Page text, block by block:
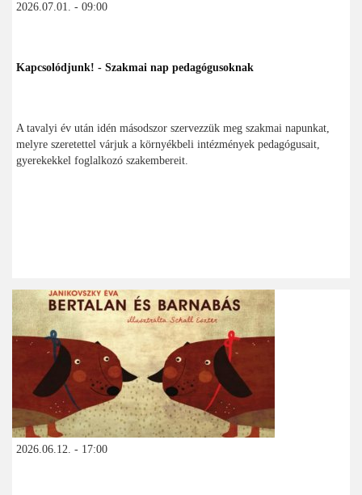
2026.07.01. - 09:00
Kapcsolódjunk! - Szakmai nap pedagógusoknak
A tavalyi év után idén másodszor szervezzük meg szakmai napunkat,
melyre szeretettel várjuk a környékbeli intézmények pedagógusait,
gyerekekkel foglalkozó szakembereit.
2026.06.12. - 17:00